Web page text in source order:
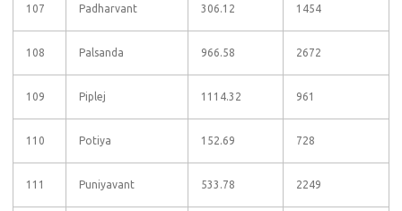
107 Padharvant 306.12 1454
108 Palsanda 966.58 2672
109 Piplej 1114.32 961
110 Potiya 152.69 728
111 Puniyavant 533.78 2249